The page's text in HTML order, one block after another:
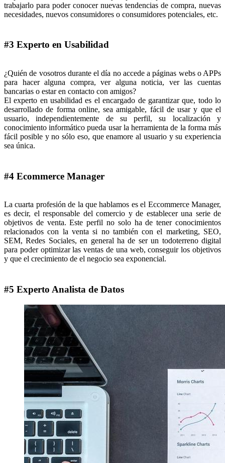
trabajarlo para poder conocer nuevas tendencias de compra, nuevas
necesidades, nuevos consumidores o consumidores potenciales, etc.
#3 Experto en Usabilidad
¿Quién de vosotros durante el día no accede a páginas webs o APPs
para hacer alguna compra, ver alguna noticia, ver las cuentas
bancarias o estar en contacto con amigos?
El experto en usabilidad es el encargado de garantizar que, todo lo
desarrollado de forma online, sea amigable, fácil de usar y que el
usuario, independientemente de su perfil, su localización y
conocimiento informático pueda usar la herramienta de la forma más
fácil posible y no sólo eso, que enamore al usuario y su experiencia
sea única.
#4 Ecommerce Manager
La cuarta profesión de la que hablamos es el Eccommerce Manager,
es decir, el responsable del comercio y de establecer una serie de
objetivos de venta. Este perfil no solo ha de tener conocimientos
relacionados con la venta si no también con el marketing, SEO,
SEM, Redes Sociales, en general ha de ser un todoterreno digital
para poder optimizar las ventas de una web, conseguir los objetivos
y que el crecimiento de el negocio sea exponencial.
#5 Experto Analista de Datos